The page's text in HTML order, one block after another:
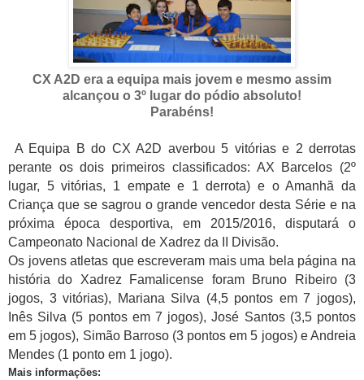
CX A2D era a equipa mais jovem e mesmo assim
alcançou o 3º lugar do pódio absoluto!
Parabéns!
A Equipa B do CX A2D averbou 5 vitórias e 2 derrotas
perante os dois primeiros classificados: AX Barcelos (2º
lugar, 5 vitórias, 1 empate e 1 derrota) e o Amanhã da
Criança que se sagrou o grande vencedor desta Série e na
próxima época desportiva, em 2015/2016, disputará o
Campeonato Nacional de Xadrez da II Divisão.
Os jovens atletas que escreveram mais uma bela página na
história do Xadrez Famalicense foram Bruno Ribeiro (3
jogos, 3 vitórias), Mariana Silva (4,5 pontos em 7 jogos),
Inês Silva (5 pontos em 7 jogos), José Santos (3,5 pontos
em 5 jogos), Simão Barroso (3 pontos em 5 jogos) e Andreia
Mendes (1 ponto em 1 jogo).
Mais informações: